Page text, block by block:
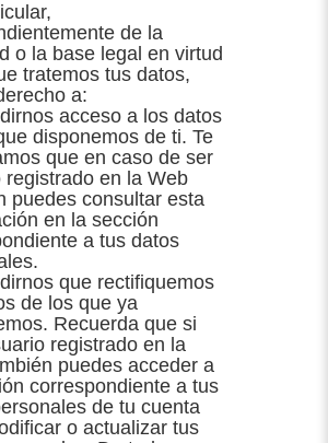
de la
o la base legal en virtud
tratemos tus datos,
a:
acceso a los datos
disponemos de ti. Te
que en caso de ser
registrado en la Web
puedes consultar esta
en la sección
a tus datos
que rectifiquemos
de los que ya
Recuerda que si
registrado en la
puedes acceder a
correspondiente a tus
de tu cuenta
o actualizar tus